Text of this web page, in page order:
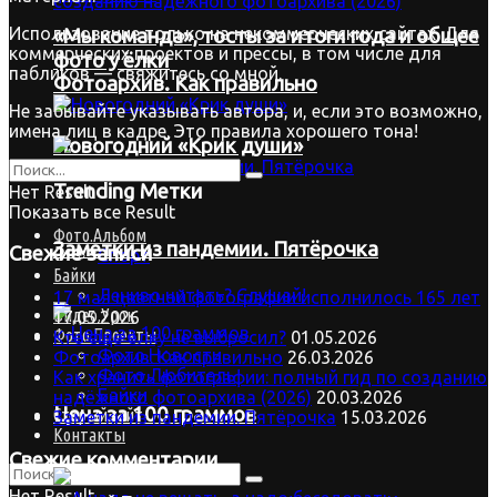
«Мы команда», тосты за итоги года и общее
фото у ёлки
Новогодний «Крик души»
Trending Метки
Фото.Альбом
Спорт
Байки
Лениво читать? Слушай!
Видео.Урок
Фото.Проекты
Фото.Новости
Фото.Любитель
Байки
Старый сайт
Контакты
Фотоархив. Как правильно
Заметки из пандемии. Пятёрочка
Цена за 100 граммов
Использование только на некоммерческих сайтах. Для
коммерческих проектов и прессы, в том числе для
пабликов — свяжитесь со мной.
Не забывайте указывать автора, и, если это возможно,
имена лиц в кадре. Это правила хорошего тона!
Нет Result
Показать все Result
Свежие записи
17 мая цветной фотографии исполнилось 165 лет
17.05.2026
Кто ещё ёлку не выбросил? 01.05.2026
Фотоархив. Как правильно 26.03.2026
Как хранить фотографии: полный гид по созданию
надёжного фотоархива (2026) 20.03.2026
Заметки из пандемии. Пятёрочка 15.03.2026
Свежие комментарии